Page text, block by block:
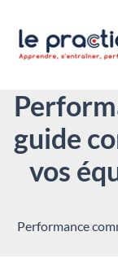
contenu
guide
vos
Performance